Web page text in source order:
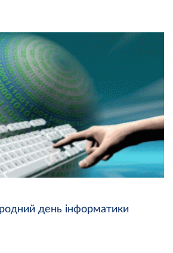
день інформатики